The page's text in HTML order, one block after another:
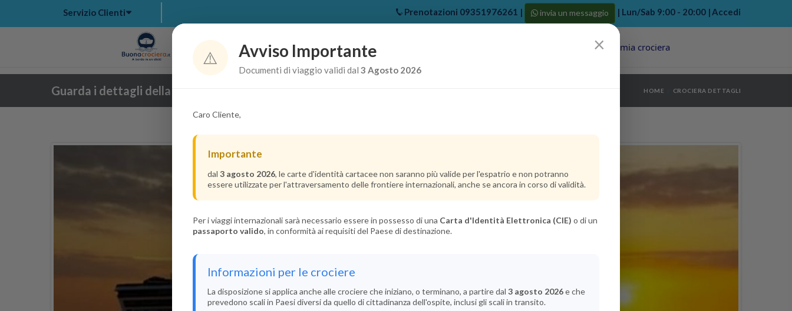
>
>
Servizio Clienti Prenotazioni 09351976261 | invia un messaggio | Lun/Sab 9:00 - 20:00 |Accedi
Home Chi Siamo Offerte Crociere Last Minute La mia crociera
Guarda i dettagli della crociera HOME CROCIERA DETTAGLI
×
⚠️ Avviso Importante
Documenti di viaggio validi dal 3 Agosto 2026
Caro Cliente,
Importante
dal 3 agosto 2026, le carte d'identità cartacee non saranno più valide per l'espatrio e non potranno
essere utilizzate per l'attraversamento delle frontiere internazionali, anche se ancora in corso di validità.
Per i viaggi internazionali sarà necessario essere in possesso di una Carta d'Identità Elettronica (CIE) o di un
passaporto valido, in conformità ai requisiti del Paese di destinazione.
Informazioni per le crociere
La disposizione si applica anche alle crociere che iniziano, o terminano, a partire dal 3 agosto 2026e che
prevedono scali in Paesi diversi da quello di cittadinanza dell'ospite, inclusi gli scali in transito.